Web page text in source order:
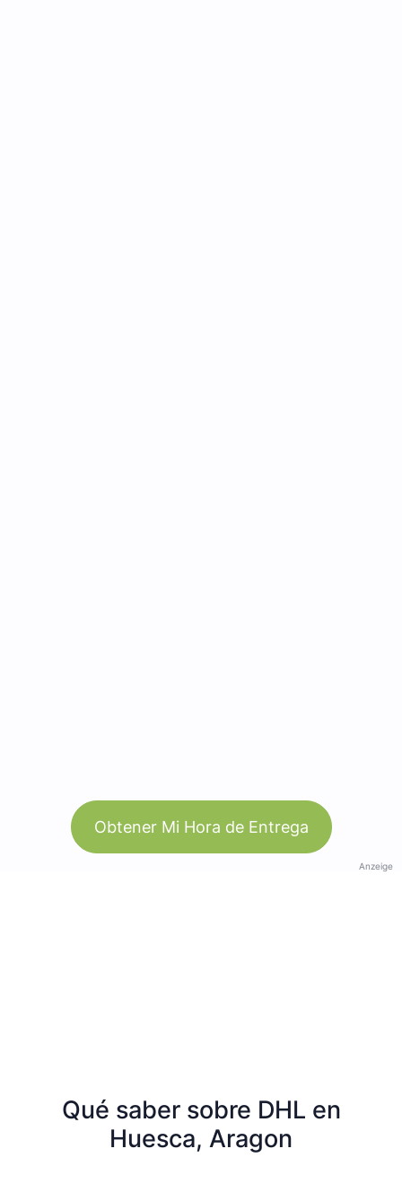
Obtener Mi Hora de Entrega
Anzeige
Qué saber sobre DHL en
Huesca, Aragon